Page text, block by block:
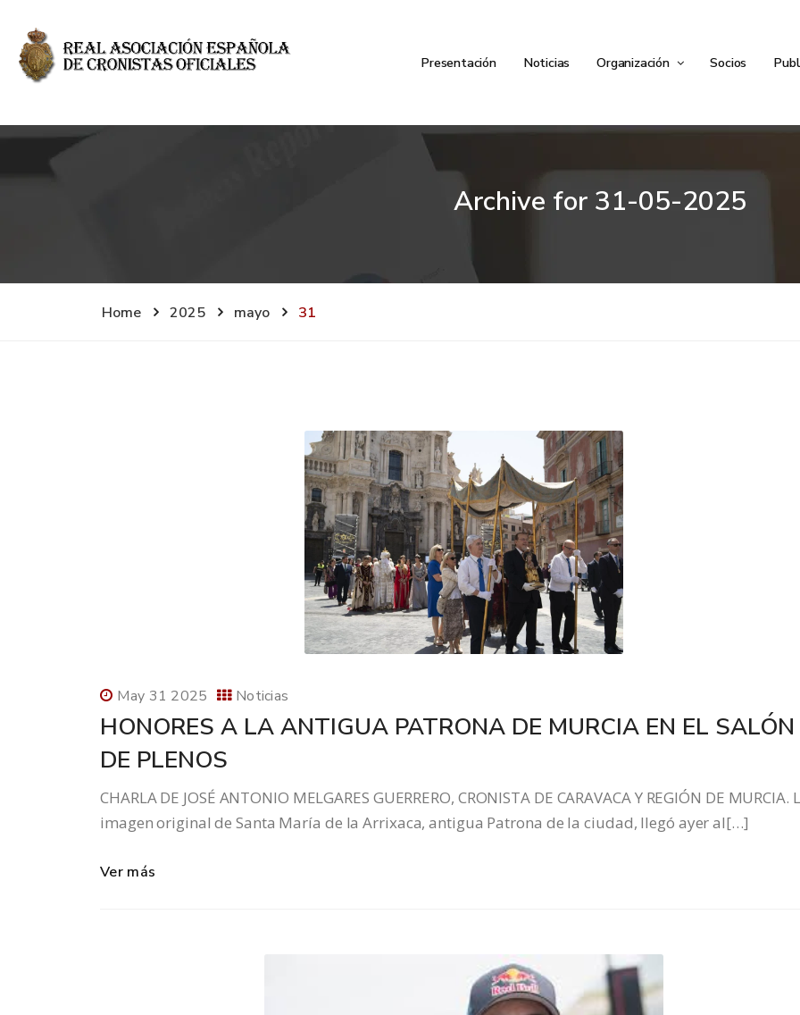
Presentación Noticias Organización Socios
Archive for 31-05-2025
Home 2025 mayo 31
May 31 2025 Noticias
HONORES A LA ANTIGUA PATRONA DE MURCIA EN EL SALÓN
DE PLENOS
CHARLA DE JOSÉ ANTONIO MELGARES GUERRERO, CRONISTA DE CARAVACA Y REGIÓN DE MURCIA.
imagen original de Santa María de la Arrixaca, antigua Patrona de la ciudad, llegó ayer al[…]
Ver más